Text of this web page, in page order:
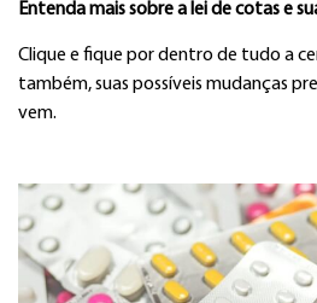
Entenda mais sobre a lei de cotas e
Clique e fique por dentro de tudo a
também, suas possíveis mudanças
vem.